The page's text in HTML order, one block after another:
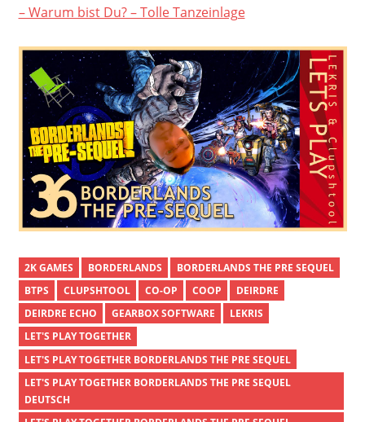
– Warum bist Du? – Tolle Tanzeinlage
2K GAMES BORDERLANDS
BORDERLANDS THE PRE SEQUEL
BTPS
CLUPSHTOOL CO-OP COOP
DEIRDRE
DEIRDRE ECHO
GEARBOX SOFTWARE
LEKRIS
LET'S PLAY TOGETHER
LET'S PLAY TOGETHER BORDERLANDS THE PRE SEQUEL
LET'S PLAY TOGETHER BORDERLANDS THE PRE SEQUEL
DEUTSCH